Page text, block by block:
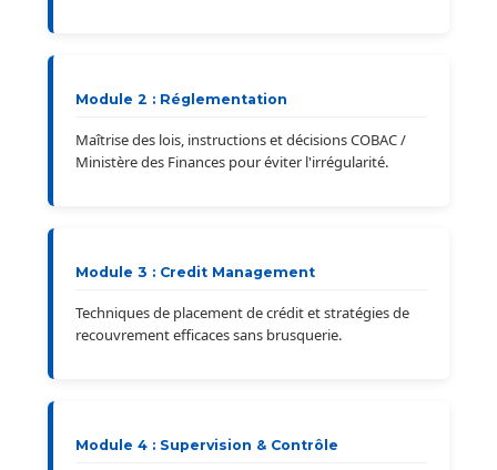
Module 2 : Réglementation
Maîtrise des lois, instructions et décisions COBAC /
Ministère des Finances pour éviter l'irrégularité.
Module 3 : Credit Management
Techniques de placement de crédit et stratégies de
recouvrement efficaces sans brusquerie.
Module 4 : Supervision & Contrôle